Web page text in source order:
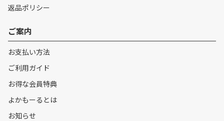
返品ポリシー
ご案内
お支払い方法
ご利用ガイド
お得な会員特典
よかもーるとは
お知らせ